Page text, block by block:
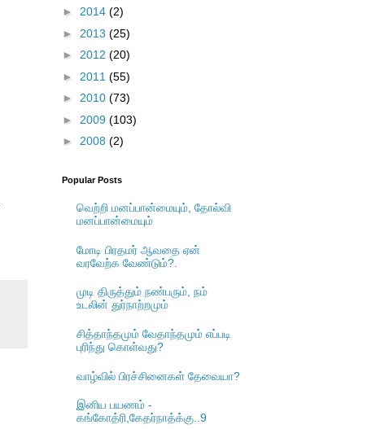
► 2014 (2)
► 2013 (25)
► 2012 (20)
► 2011 (55)
► 2010 (73)
► 2009 (103)
► 2008 (2)
Popular Posts
வெற்றி மனப்பான்மையும், தோல்வி
மனப்பான்மையும்
மோடி பிரதமர் ஆவதை ஏன்
வரவேற்க வேண்டும்?.
முடி திருத்தும் நண்பரும், நம்
உடலின் துர்நாற்றமும்
சித்தாந்தமும் வேதாந்தமும் எப்படி
புரிந்து கொள்வது?
வாழ்வில் பிரச்சினைகள் தேவையா?
இனிய பயணம் -
கங்கோத்ரி,கேதர்நாத்க்கு..9